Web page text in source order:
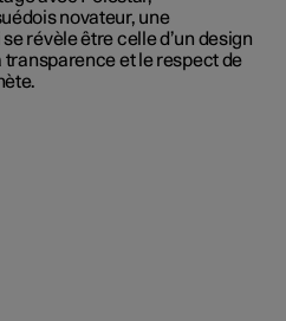
novateur, une
révèle être celle d’un design
transparence et le respect de